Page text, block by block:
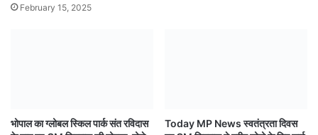
February 15, 2025
भोपाल का ग्लोबल स्किल पार्क संत रविदास
Today MP News स्वतंत्रता दिवस